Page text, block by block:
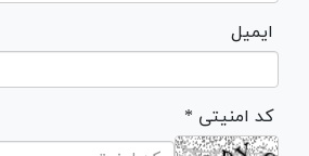
ایمیل
* کد امنیتی